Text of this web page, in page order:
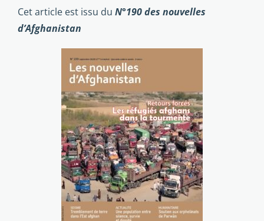
Cet article est issu du N°190 des nouvelles
d’Afghanistan